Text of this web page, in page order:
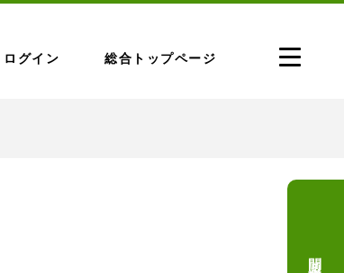
ログイン 総合トップページ